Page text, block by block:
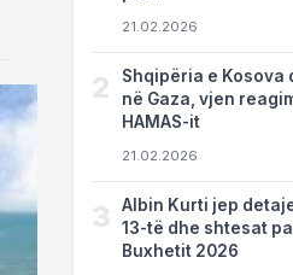
21.02.2026
2
Shqipëria e Kosova
në Gaza, vjen
HAMAS-it
21.02.2026
3
Albin Kurti jep
13-të dhe shtesat
Buxhetit 2026